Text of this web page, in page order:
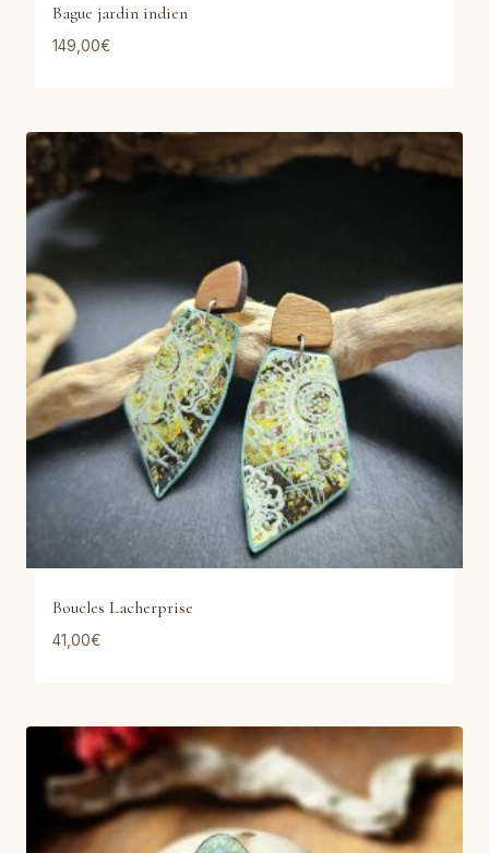
Bague jardin indien
149,00€
Boucles Lacherprise
41,00€